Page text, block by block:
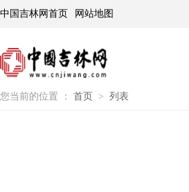
中国吉林网首页 网站地图
您当前的位置 ： 首页 > 列表